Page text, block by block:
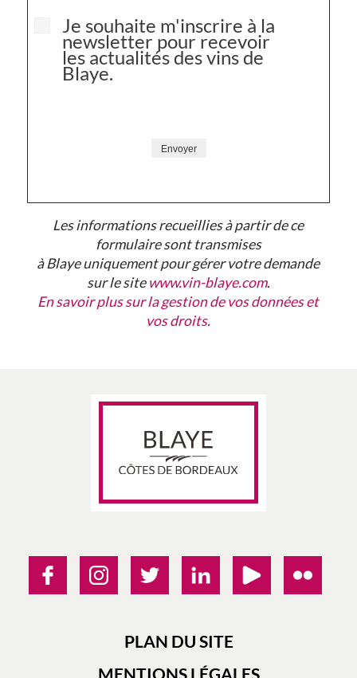
t
Je souhaite m'inscrire à la
newsletter pour recevoir
les actualités des vins de
Blaye.
H
A
Envoyer
Les informations recueillies à partir de ce
formulaire sont transmises
à Blaye uniquement pour gérer votre demande
sur le sitewww.vin-blaye.com.
En savoir plus sur la gestion de vos données et
vos droits.
PLAN DU SITE
MENTIONS LÉGALES